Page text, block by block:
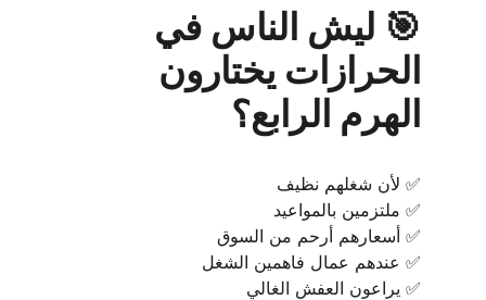
🎯 ليش الناس في
الحرازات يختارون
الهرم الرابع؟
✅ لأن شغلهم نظيف
✅ ملتزمين بالمواعيد
✅ أسعارهم أرحم من السوق
✅ عندهم عمال فاهمين الشغل
✅ يراعون العفش الغالي